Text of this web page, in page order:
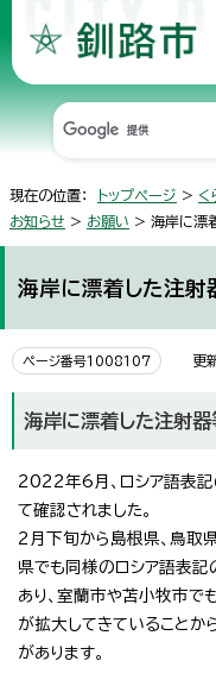
現在の位置： トップページ > く
お知らせ > お願い > 海岸に漂
海岸に漂着した注射
ページ番号1008107 更
海岸に漂着した注射
2022年6月、ロシア語表
て確認されました。
2月下旬から島根県、鳥取
県でも同様のロシア語表
あり、室蘭市や苫小牧市で
が拡大してきていることか
があります。